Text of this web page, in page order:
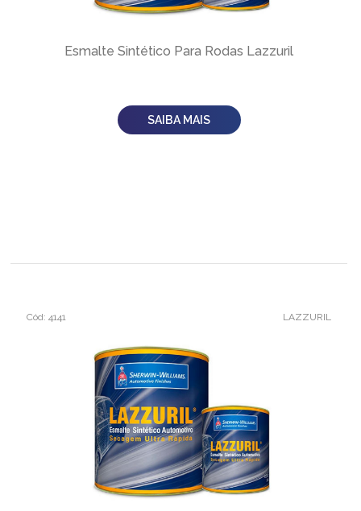
Esmalte Sintético Para Rodas Lazzuril
SAIBA MAIS
Cód: 4141 LAZZURIL